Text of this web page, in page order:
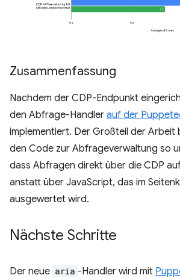
Zusammenfassung
Nachdem der CDP-Endpunkt
den Abfrage-Handler auf der
implementiert. Der Großteil der Arbeit
den Code zur Abfrageverwaltung so
dass Abfragen direkt über die CDP
anstatt über JavaScript, das im
ausgewertet wird.
Nächste Schritte
Der neue aria -Handler wird mit